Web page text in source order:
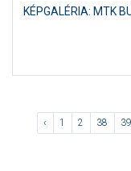
KÉPGALÉRIA: MTK
‹ 1 2 38 39